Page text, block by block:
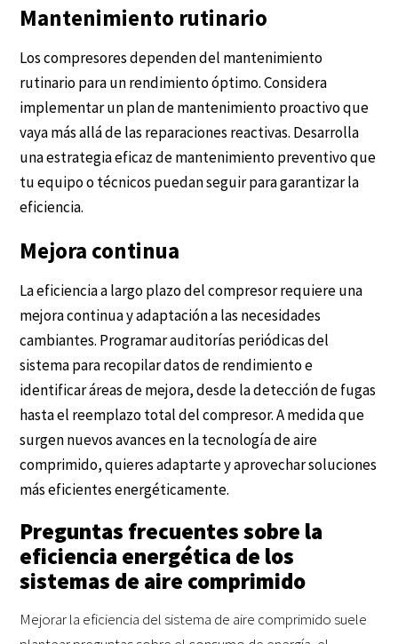
Mantenimiento rutinario
Los compresores dependen del mantenimiento
rutinario para un rendimiento óptimo. Considera
implementar un plan de mantenimiento proactivo que
vaya más allá de las reparaciones reactivas. Desarrolla
una estrategia eficaz de mantenimiento preventivo que
tu equipo o técnicos puedan seguir para garantizar la
eficiencia.
Mejora continua
La eficiencia a largo plazo del compresor requiere una
mejora continua y adaptación a las necesidades
cambiantes. Programar auditorías periódicas del
sistema para recopilar datos de rendimiento e
identificar áreas de mejora, desde la detección de fugas
hasta el reemplazo total del compresor. A medida que
surgen nuevos avances en la tecnología de aire
comprimido, quieres adaptarte y aprovechar soluciones
más eficientes energéticamente.
Preguntas frecuentes sobre la
eficiencia energética de los
sistemas de aire comprimido
Mejorar la eficiencia del sistema de aire comprimido suele